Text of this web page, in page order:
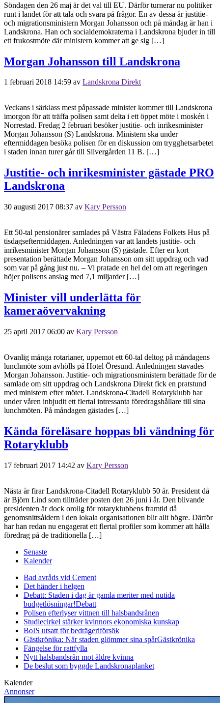
Söndagen den 26 maj är det val till EU. Därför turnerar nu politiker
runt i landet för att tala och svara på frågor. En av dessa är justitie-
och migrationsministern Morgan Johansson och på måndag är han i
Landskrona. Han och socialdemokraterna i Landskrona bjuder in till
ett frukostmöte där ministern kommer att ge sig […]
Morgan Johansson till Landskrona
1 februari 2018 14:59 av Landskrona Direkt
Veckans i särklass mest påpassade minister kommer till Landskrona
imorgon för att träffa polisen samt delta i ett öppet möte i moskén i
Norrestad. Fredag 2 februari besöker justitie- och inrikesminister
Morgan Johansson (S) Landskrona. Ministern ska under
eftermiddagen besöka polisen för en diskussion om trygghetsarbetet
i staden innan turer går till Silvergården 11 B. […]
Justitie- och inrikesminister gästade PRO
Landskrona
30 augusti 2017 08:37 av Kary Persson
Ett 50-tal pensionärer samlades på Västra Fäladens Folkets Hus på
tisdagseftermiddagen. Anledningen var att landets justitie- och
inrikesminister Morgan Johansson (S) gästade. Efter en kort
presentation berättade Morgan Johansson om sitt uppdrag och vad
som var på gång just nu. – Vi pratade en hel del om att regeringen
höjer polisens anslag med 7,1 miljarder […]
Minister vill underlätta för
kameraövervakning
25 april 2017 06:00 av Kary Persson
Ovanlig många rotarianer, uppemot ett 60-tal deltog på måndagens
lunchmöte som avhölls på Hotel Öresund. Anledningen stavades
Morgan Johansson. Justitie- och migrationsministern berättade för de
samlade om sitt uppdrag och Landskrona Direkt fick en pratstund
med ministern efter mötet. Landskrona-Citadell Rotaryklubb har
under våren inbjudit ett flertal intressanta föredragshållare till sina
lunchmöten. På måndagen gästades […]
Kända föreläsare hoppas bli vändning för
Rotaryklubb
17 februari 2017 14:42 av Kary Persson
Nästa år firar Landskrona-Citadell Rotaryklubb 50 år. President då
är Björn Lind som tillträder posten den 26 juni i år. Den blivande
presidenten är dock orolig för rotaryklubbens framtid då
genomsnittsåldern i den lokala organisationen blir allt högre. Därför
har han redan nu engagerat ett flertal profiler som kommer att hålla
föredrag på de traditionella […]
Senaste
Kalender
Bad avråds vid Cement
Det händer i helgen
Debatt: Staden i dag är gamla meriter med nutida
budgetlösningar!Debatt
Polisen efterlyser vittnen till halsbandsrånen
Studiecirkel stärker kvinnors ekonomiska kunskap
BoIS utsatt för bedrägeriförsök
Gästkrönika: När staden glömmer sina spårGästkrönika
Fängelse för rattfylla
Nytt halsbandsrån mot äldre kvinna
De beslut som byggde Landskronaplanket
Kalender
Annonser